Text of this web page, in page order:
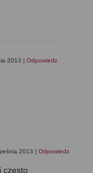
2013 | Odpowiedz
2013 | Odpowiedz
często